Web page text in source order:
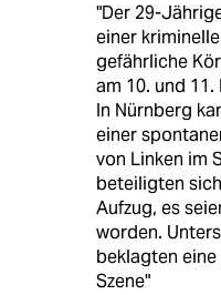
"Der 29-
einer
gefährliche
am 10. und
In Nürnberg
einer
von Linken im
beteiligten
Aufzug, es
worden.
beklagten
Szene"